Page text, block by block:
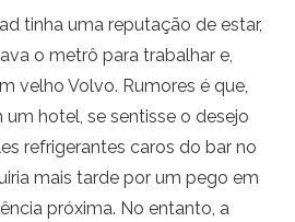
tinha uma reputação de estar,
o metrô para trabalhar e,
velho Volvo. Rumores é que,
hotel, se sentisse o desejo
refrigerantes caros do bar no
mais tarde por um pego em
próxima. No entanto, a